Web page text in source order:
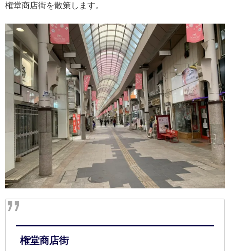
権堂商店街を散策します。
権堂商店街